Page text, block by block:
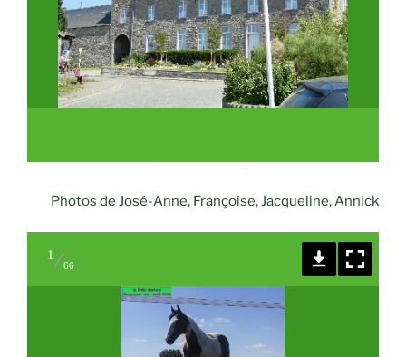
Photos de José-Anne, Françoise, Jacqueline, Annick
1
66